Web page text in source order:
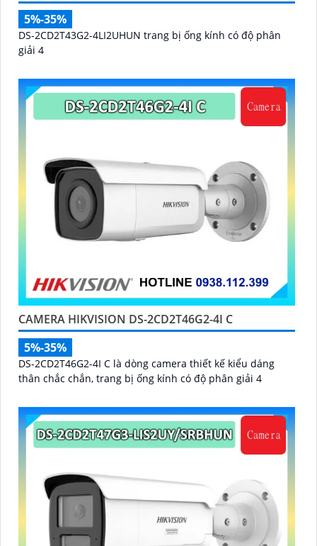
5%-35%
DS-2CD2T43G2-4LI2UHUN trang bị ống kính có độ phân
giải 4
CAMERA HIKVISION DS-2CD2T46G2-4I C
5%-35%
DS-2CD2T46G2-4I C là dòng camera thiết kế kiểu dáng
thân chắc chắn, trang bị ống kính có độ phân giải 4